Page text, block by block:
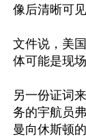
像后清晰可见
文件说，美
体可能是现
另一份证词
务的宇航员
曼向休斯顿